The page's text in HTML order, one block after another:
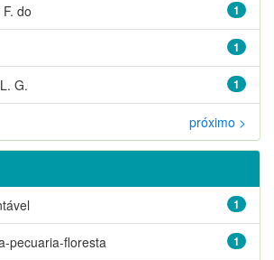
1
do
1
1
G.
próximo >
1
1
pecuaria-floresta